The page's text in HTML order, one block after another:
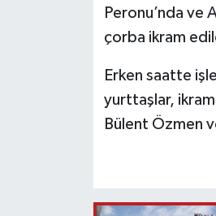
Peronu’nda ve
çorba ikram
Erken saatte
yurttaşlar,
Bülent Özmen